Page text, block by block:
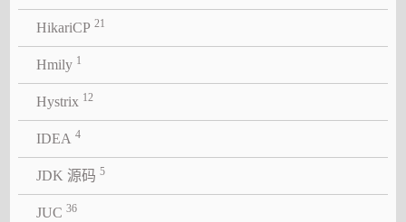
HikariCP 21
Hmily 1
Hystrix 12
IDEA 4
JDK 源码 5
JUC 36